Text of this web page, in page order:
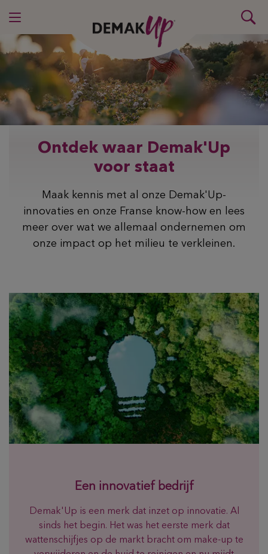
Ontdek waar Demak'Up
voor staat
Maak kennis met al onze Demak'Up-
innovaties en onze Franse know-how en lees
meer over wat we allemaal ondernemen om
onze impact op het milieu te verkleinen.
Een innovatief bedrijf
Demak'Up is een merk dat inzet op innovatie. Al
sinds het begin. Het was het eerste merk dat
wattenschijfjes op de markt bracht om make-up te